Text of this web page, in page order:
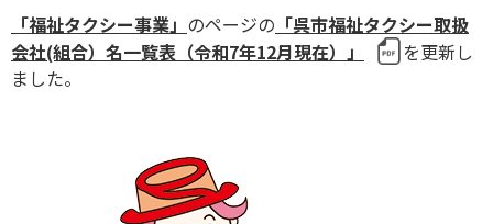
「福祉タクシー事業」 のページの 「呉市福祉タクシー取扱
会社(組合）名一覧表（令和7年12月現在）」
を更新し
ました。